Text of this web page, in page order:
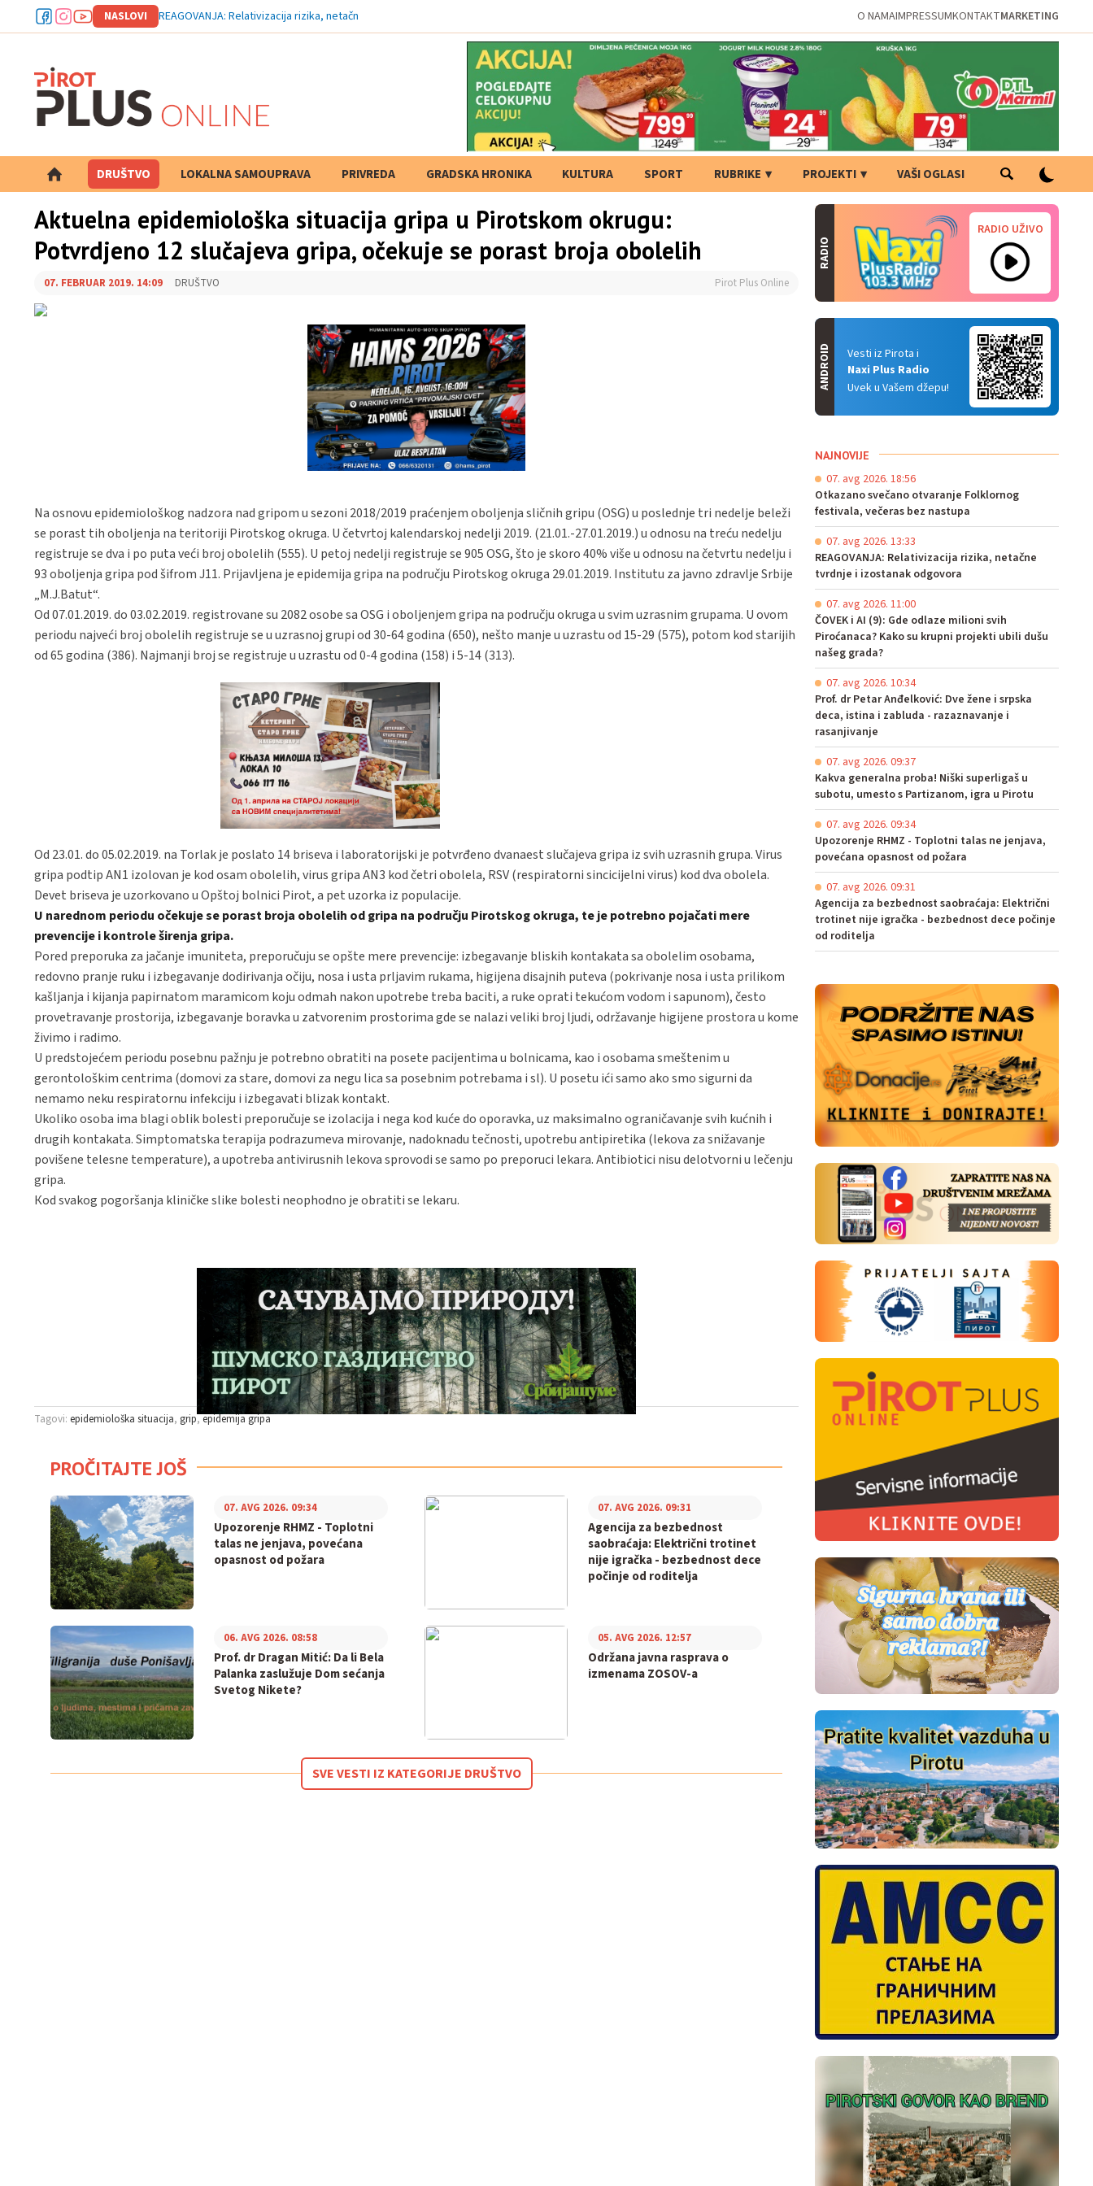
NASLOVI REAGOVANJA: Relativizacija rizika, netačne tvrdnje i izost O NAMAIMPRESSUMKONTAKTMARKETING
DRUŠTVO LOKALNA SAMOUPRAVA PRIVREDA GRADSKA HRONIKA KULTURA SPORT RUBRIKE PROJEKTI VAŠI OGLASI
PRETRAGA
Aktuelna epidemiološka situacija gripa u Pirotskom okrugu:
Potvrdjeno 12 slučajeva gripa, očekuje se porast broja obolelih
07. FEBRUAR 2019. 14:09 DRUŠTVO Pirot Plus Online
Na osnovu epidemiološkog nadzora nad gripom u sezoni 2018/2019 praćenjem oboljenja sličnih gripu (OSG) u poslednje tri nedelje beleži
se porast tih oboljenja na teritoriji Pirotskog okruga. U četvrtoj kalendarskoj nedelji 2019. (21.01.-27.01.2019.) u odnosu na treću nedelju
registruje se dva i po puta veći broj obolelih (555). U petoj nedelji registruje se 905 OSG, što je skoro 40% više u odnosu na četvrtu nedelju i
93 oboljenja gripa pod šifrom J11. Prijavljena je epidemija gripa na području Pirotskog okruga 29.01.2019. Institutu za javno zdravlje Srbije
„M.J.Batut“.
Od 07.01.2019. do 03.02.2019. registrovane su 2082 osobe sa OSG i oboljenjem gripa na području okruga u svim uzrasnim grupama. U ovom
periodu najveći broj obolelih registruje se u uzrasnoj grupi od 30-64 godina (650), nešto manje u uzrastu od 15-29 (575), potom kod starijih
od 65 godina (386). Najmanji broj se registruje u uzrastu od 0-4 godina (158) i 5-14 (313).
Od 23.01. do 05.02.2019. na Torlak je poslato 14 briseva i laboratorijski je potvrđeno dvanaest slučajeva gripa iz svih uzrasnih grupa. Virus
gripa podtip AN1 izolovan je kod osam obolelih, virus gripa AN3 kod četri obolela, RSV (respiratorni sincicijelni virus) kod dva obolela.
Devet briseva je uzorkovano u Opštoj bolnici Pirot, a pet uzorka iz populacije.
U narednom periodu očekuje se porast broja obolelih od gripa na području Pirotskog okruga, te je potrebno pojačati mere
prevencije i kontrole širenja gripa.
Pored preporuka za jačanje imuniteta, preporučuju se opšte mere prevencije: izbegavanje bliskih kontakata sa obolelim osobama,
redovno pranje ruku i izbegavanje dodirivanja očiju, nosa i usta prljavim rukama, higijena disajnih puteva (pokrivanje nosa i usta prilikom
kašljanja i kijanja papirnatom maramicom koju odmah nakon upotrebe treba baciti, a ruke oprati tekućom vodom i sapunom), često
provetravanje prostorija, izbegavanje boravka u zatvorenim prostorima gde se nalazi veliki broj ljudi, održavanje higijene prostora u kome
živimo i radimo.
U predstojećem periodu posebnu pažnju je potrebno obratiti na posete pacijentima u bolnicama, kao i osobama smeštenim u
gerontološkim centrima (domovi za stare, domovi za negu lica sa posebnim potrebama i sl). U posetu ići samo ako smo sigurni da
nemamo neku respiratornu infekciju i izbegavati blizak kontakt.
Ukoliko osoba ima blagi oblik bolesti preporučuje se izolacija i nega kod kuće do oporavka, uz maksimalno ograničavanje svih kućnih i
drugih kontakata. Simptomatska terapija podrazumeva mirovanje, nadoknadu tečnosti, upotrebu antipiretika (lekova za snižavanje
povišene telesne temperature), a upotreba antivirusnih lekova sprovodi se samo po preporuci lekara. Antibiotici nisu delotvorni u lečenju
gripa.
Кod svakog pogoršanja kliničke slike bolesti neophodno je obratiti se lekaru.
Tagovi: epidemiološka situacija grip epidemija gripa
PROČITAJTE JOŠ
Upozorenje RHMZ - Toplotni
talas ne jenjava, povećana
opasnost od požara
07. AVG 2026. 09:34
Agencija za bezbednost
saobraćaja: Električni trotinet
nije igračka - bezbednost dece
počinje od roditelja
07. AVG 2026. 09:31
Prof. dr Dragan Mitić: Da li Bela
Palanka zaslužuje Dom sećanja
Svetog Nikete?
06. AVG 2026. 08:58
Održana javna rasprava o
izmenama ZOSOV-a
05. AVG 2026. 12:57
SVE VESTI IZ KATEGORIJE DRUŠTVO
RADIO
RADIO UŽIVO
Vesti iz Pirota i
Naxi Plus Radio
Uvek u Vašem džepu!
ANDROID
NAJNOVIJE
07. avg 2026. 18:56
Otkazano svečano otvaranje Folklornog
festivala, večeras bez nastupa
07. avg 2026. 13:33
REAGOVANJA: Relativizacija rizika, netačne
tvrdnje i izostanak odgovora
07. avg 2026. 11:00
ČOVEK i AI (9): Gde odlaze milioni svih
Piroćanaca? Kako su krupni projekti ubili dušu
našeg grada?
07. avg 2026. 10:34
Prof. dr Petar Anđelković: Dve žene i srpska
deca, istina i zabluda - razaznavanje i
rasanjivanje
07. avg 2026. 09:37
Kakva generalna proba! Niški superligaš u
subotu, umesto s Partizanom, igra u Pirotu
07. avg 2026. 09:34
Upozorenje RHMZ - Toplotni talas ne jenjava,
povećana opasnost od požara
07. avg 2026. 09:31
Agencija za bezbednost saobraćaja: Električni
trotinet nije igračka - bezbednost dece počinje
od roditelja